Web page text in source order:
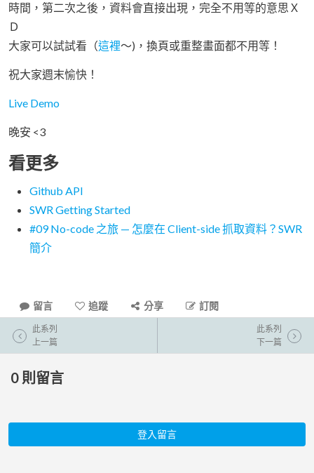
時間，第二次之後，資料會直接出現，完全不用等的意思Ｘ
Ｄ
大家可以試試看（這裡～)，換頁或重整畫面都不用等！
祝大家週末愉快！
Live Demo
晚安 <3
看更多
Github API
SWR Getting Started
#09 No-code 之旅 — 怎麼在 Client-side 抓取資料？SWR
簡介
留言 追蹤 分享 訂閱
此系列
上一篇
此系列
下一篇
0 則留言
登入留言